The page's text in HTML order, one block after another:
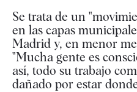
Se trata de un
en las capas
Madrid y, en menor
"Mucha gente es
así, todo su trabajo
dañado por estar